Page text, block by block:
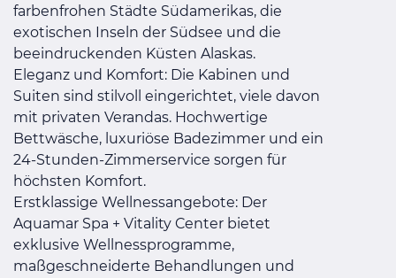
farbenfrohen Städte Südamerikas, die
exotischen Inseln der Südsee und die
beeindruckenden Küsten Alaskas.
Eleganz und Komfort: Die Kabinen und
Suiten sind stilvoll eingerichtet, viele davon
mit privaten Verandas. Hochwertige
Bettwäsche, luxuriöse Badezimmer und ein
24-Stunden-Zimmerservice sorgen für
höchsten Komfort.
Erstklassige Wellnessangebote: Der
Aquamar Spa + Vitality Center bietet
exklusive Wellnessprogramme,
maßgeschneiderte Behandlungen und